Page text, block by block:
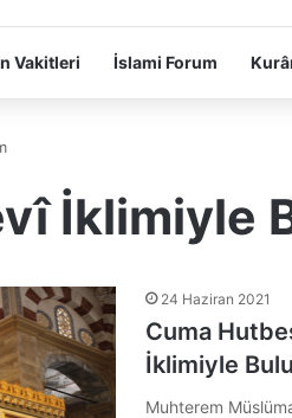
Vakitleri İslami Forum
İklimiyle
24 Haziran 2021
Cuma
İklimiyle
Muhterem